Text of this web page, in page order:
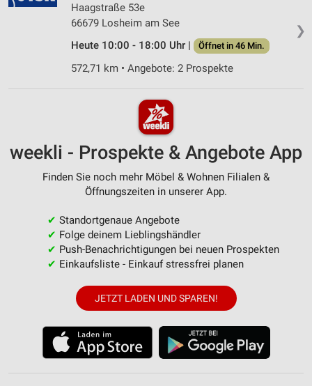
❯
Haagstraße 53e
66679 Losheim am See
Heute 10:00 - 18:00 Uhr |
Öffnet in 46 Min.
572,71 km • Angebote: 2 Prospekte
weekli - Prospekte & Angebote App
Finden Sie noch mehr Möbel & Wohnen Filialen &
Öffnungszeiten in unserer App.
✔ Standortgenaue Angebote
✔ Folge deinem Lieblingshändler
✔ Push-Benachrichtigungen bei neuen Prospekten
✔ Einkaufsliste - Einkauf stressfrei planen
JETZT LADEN UND SPAREN!